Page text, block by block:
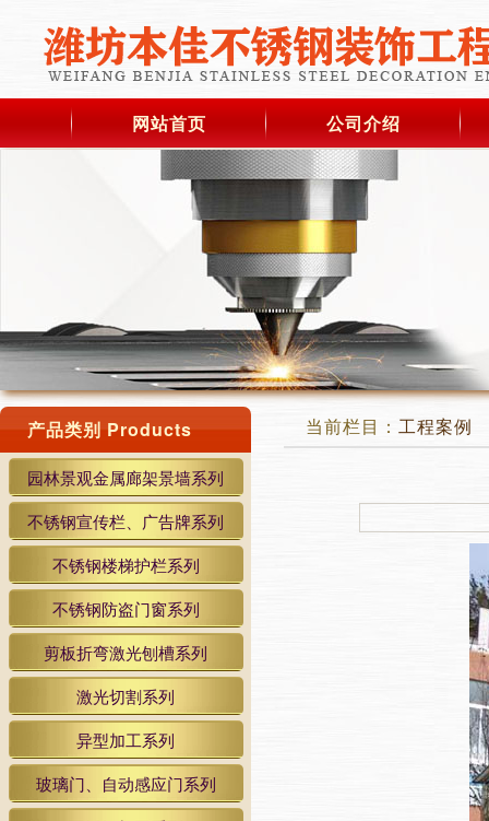
网站首页 公司介绍
产品类别 Products
园林景观金属廊架景墙系列
不锈钢宣传栏、广告牌系列
不锈钢楼梯护栏系列
不锈钢防盗门窗系列
剪板折弯激光刨槽系列
激光切割系列
异型加工系列
玻璃门、自动感应门系列
当前栏目： 工程案例